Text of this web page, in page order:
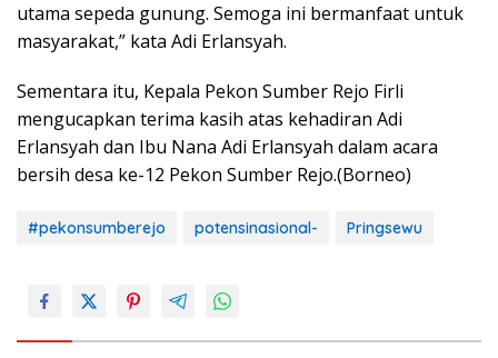
utama sepeda gunung. Semoga ini bermanfaat untuk
masyarakat,” kata Adi Erlansyah.
Sementara itu, Kepala Pekon Sumber Rejo Firli
mengucapkan terima kasih atas kehadiran Adi
Erlansyah dan Ibu Nana Adi Erlansyah dalam acara
bersih desa ke-12 Pekon Sumber Rejo.(Borneo)
#pekonsumberejo potensinasional- Pringsewu